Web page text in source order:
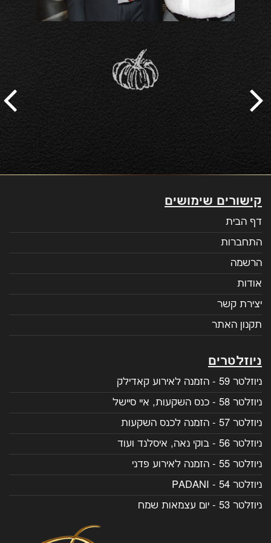
קישורים שימושים
דף הבית
התחברות
הרשמה
אודות
יצירת קשר
תקנון האתר
ניוזלטרים
ניוזלטר 59 - הזמנה לאירוע קאדילק
ניוזלטר 58 - כנס השקעות, איי סיישל
ניוזלטר 57 - הזמנה לכנס השקעות
ניוזלטר 56 - בוקי נאה, איסלנד ועוד
ניוזלטר 55 - הזמנה לאירוע פדני
ניוזלטר 54 - PADANI
ניוזלטר 53 - יום עצמאות שמח